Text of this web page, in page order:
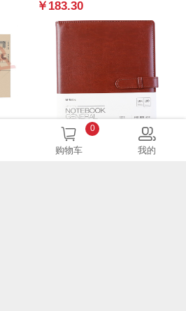
￥183.30
晨光18k普惠带扣PU皮面本100页APYE7T73
购物车
0
我的